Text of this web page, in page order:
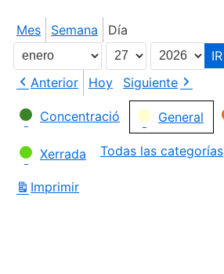
Mes Semana Día
Mes
Día
Año
Anterior
Hoy
Siguiente
Categorías
Concentració General
Xerrada Todas las categorías
Imprimir